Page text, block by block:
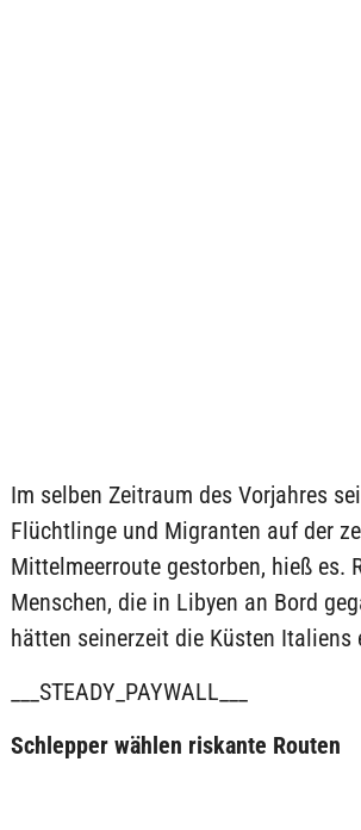
Im selben Zeitraum des Vorjahres
Flüchtlinge und Migranten auf der
Mittelmeerroute gestorben, hieß es.
Menschen, die in Libyen an Bord
hätten seinerzeit die Küsten Italiens
___STEADY_PAYWALL___
Schlepper wählen riskante Routen